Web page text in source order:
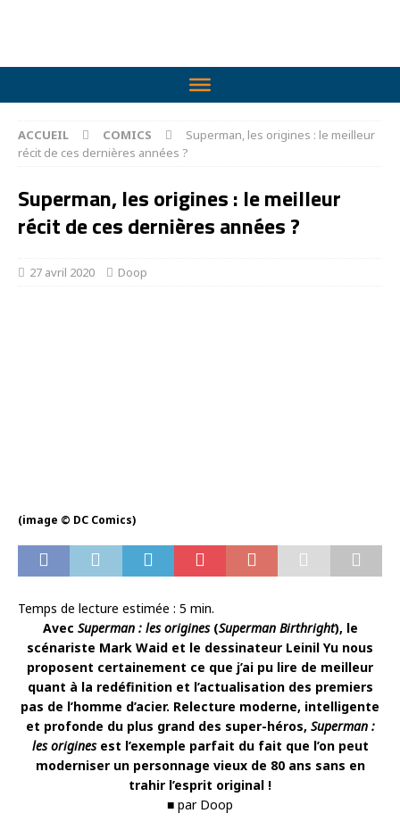
ACCUEIL COMICS
Superman, les origines : le meilleur
récit de ces dernières années ?
Superman, les origines : le meilleur
récit de ces dernières années ?
27 avril 2020 Doop
(image © DC Comics)
Temps de lecture estimée : 5 min.
Avec Superman : les origines(Superman Birthright), le
scénariste Mark Waid et le dessinateur Leinil Yu nous
proposent certainement ce que j’ai pu lire de meilleur
quant à la redéfinition et l’actualisation des premiers
pas de l’homme d’acier. Relecture moderne, intelligente
et profonde du plus grand des super-héros, Superman :
les originesest l’exemple parfait du fait que l’on peut
moderniser un personnage vieux de 80 ans sans en
trahir l’esprit original !
■ par Doop